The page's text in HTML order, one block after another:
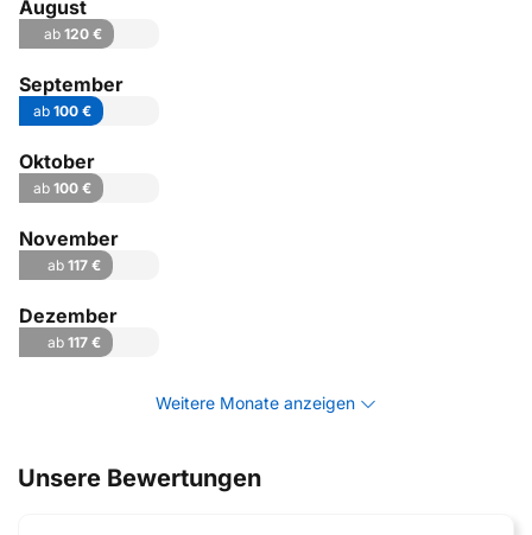
August
ab120 €
September
ab 100 €
Oktober
ab 100 €
November
ab117 €
Dezember
ab117 €
Weitere Monate anzeigen
Unsere Bewertungen